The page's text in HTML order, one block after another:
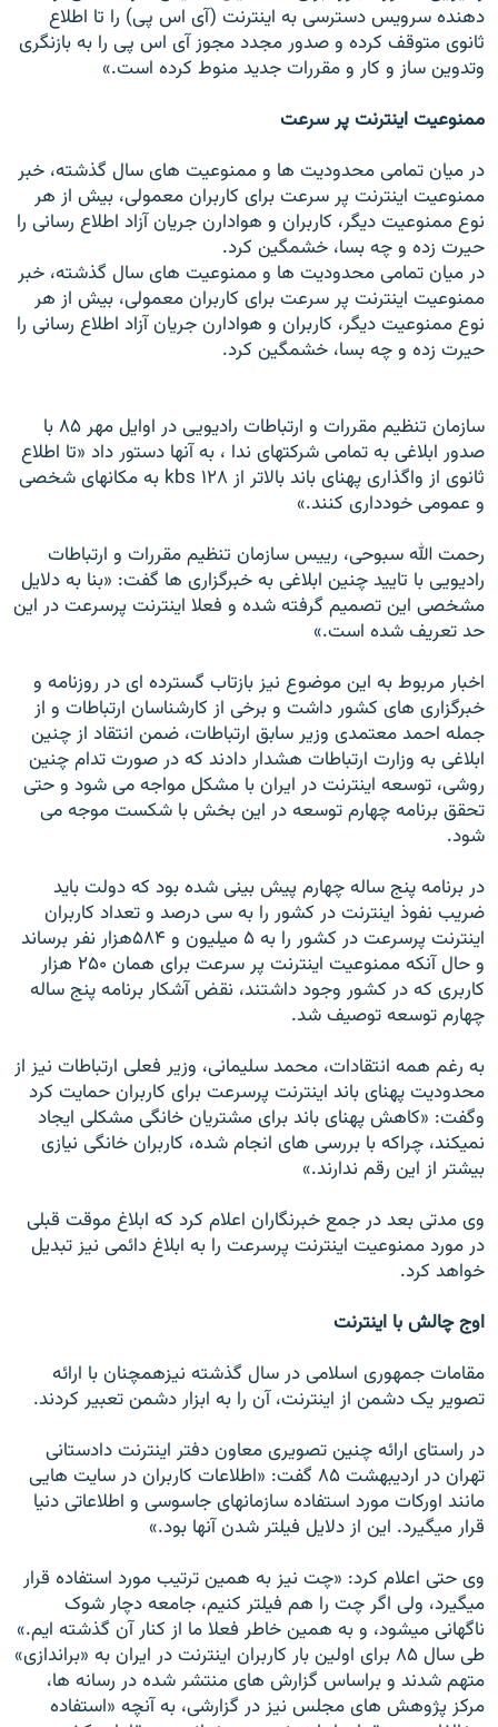
دهنده سرويس دسترسی به اينترنت (آی اس پی) را تا اطلاع
ثانوی متوقف کرده و صدور مجدد مجوز آی اس پی را به بازنگری
وتدوين ساز و کار و مقررات جديد منوط کرده است.»
ممنوعيت اينترنت پر سرعت
در ميان تمامی محدوديت ها و ممنوعيت های سال گذشته، خبر
ممنوعيت اينترنت پر سرعت برای کاربران معمولی، بيش از هر
نوع ممنوعيت ديگر، کاربران و هوادارن جريان آزاد اطلاع رسانی را
حيرت زده و چه بسا، خشمگين کرد.
در ميان تمامی محدوديت ها و ممنوعيت های سال گذشته، خبر
ممنوعيت اينترنت پر سرعت برای کاربران معمولی، بيش از هر
نوع ممنوعيت ديگر، کاربران و هوادارن جريان آزاد اطلاع رسانی را
حيرت زده و چه بسا، خشمگين کرد.
سازمان تنظيم مقررات و ارتباطات راديويی در اوايل مهر ۸۵ با
صدور ابلاغی به تمامی شرکتهای ندا ، به آنها دستور داد «تا اطلاع
ثانوی از واگذاری پهنای باند بالاتر از ۱۲۸ kbs به مکانهای شخصی
و عمومی خودداری کنند.»
رحمت الله سبوحی، رييس سازمان تنظيم مقررات و ارتباطات
راديويی با تاييد چنين ابلاغی به خبرگزاری ها گفت: «بنا به دلايل
مشخصی اين تصميم گرفته شده و فعلا اينترنت پرسرعت در اين
حد تعريف شده است.»
اخبار مربوط به اين موضوع نيز بازتاب گسترده ای در روزنامه و
خبرگزاری های کشور داشت و برخی از کارشناسان ارتباطات و از
جمله احمد معتمدی وزير سابق ارتباطات، ضمن انتقاد از چنين
ابلاغی به وزارت ارتباطات هشدار دادند که در صورت تدام چنين
روشی، توسعه اينترنت در ايران با مشکل مواجه می شود و حتی
تحقق برنامه چهارم توسعه در اين بخش با شکست موجه می
شود.
در برنامه پنج ساله چهارم پيش بينی شده بود که دولت بايد
ضريب نفوذ اينترنت در کشور را به سی درصد و تعداد کاربران
اينترنت پرسرعت در کشور را به ۵ ميليون و ۵۸۴هزار نفر برساند
و حال آنکه ممنوعيت اينترنت پر سرعت برای همان ۲۵۰ هزار
کاربری که در کشور وجود داشتند، نقض آشکار برنامه پنج ساله
چهارم توسعه توصيف شد.
به رغم همه انتقادات، محمد سليمانی، وزير فعلی ارتباطات نيز از
محدوديت پهنای باند اينترنت پرسرعت برای کاربران حمايت کرد
وگفت: «کاهش پهنای باند برای مشتريان خانگی مشکلی ايجاد
نميکند، چراکه با بررسی های انجام شده، کاربران خانگی نيازی
بيشتر از اين رقم ندارند.»
وی مدتی بعد در جمع خبرنگاران اعلام کرد که ابلاغ موقت قبلی
در مورد ممنوعيت اينترنت پرسرعت را به ابلاغ دائمی نيز تبديل
خواهد کرد.
اوج چالش با اينترنت
مقامات جمهوری اسلامی در سال گذشته نيزهمچنان با ارائه
تصوير يک دشمن از اينترنت، آن را به ابزار دشمن تعبير کردند.
در راستای ارائه چنين تصويری معاون دفتر اينترنت دادستانی
تهران در ارديبهشت ۸۵ گفت: «اطلاعات کاربران در سايت هايی
مانند اورکات مورد استفاده سازمانهای جاسوسی و اطلاعاتی دنيا
قرار ميگيرد. اين از دلايل فيلتر شدن آنها بود.»
وی حتی اعلام کرد: «چت نيز به همين ترتيب مورد استفاده قرار
ميگيرد، ولی اگر چت را هم فيلتر کنيم، جامعه دچار شوک
ناگهانی ميشود، و به همين خاطر فعلا ما از کنار آن گذشته ايم.»
طی سال ۸۵ برای اولين بار کاربران اينترنت در ايران به «براندازی»
متهم شدند و براساس گزارش های منتشر شده در رسانه ها،
مرکز پژوهش های مجلس نيز در گزارشی، به آنچه «استفاده